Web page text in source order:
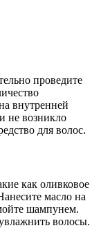
проведите
внутренней
не возникло
для волос.
как оливковое
масло на
шампунем.
волосы.